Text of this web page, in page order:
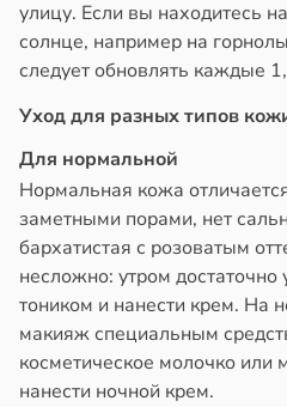
улицу. Если вы находитесь
солнце, например на
следует обновлять каждые
Уход для разных типов
Для нормальной
Нормальная кожа
заметными порами, нет
бархатистая с розоватым
несложно: утром
тоником и нанести крем. На
макияж специальным
косметическое молочко или
нанести ночной крем.